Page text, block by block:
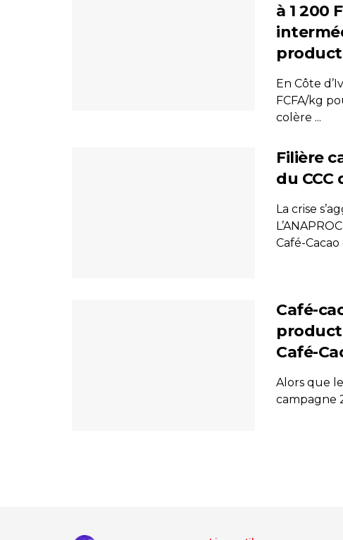
à 1 200
En Côte
FCFA/kg
colère ...
Filière
du
La crise
Café-Cacao
Café-
Café-
Alors que
campagne